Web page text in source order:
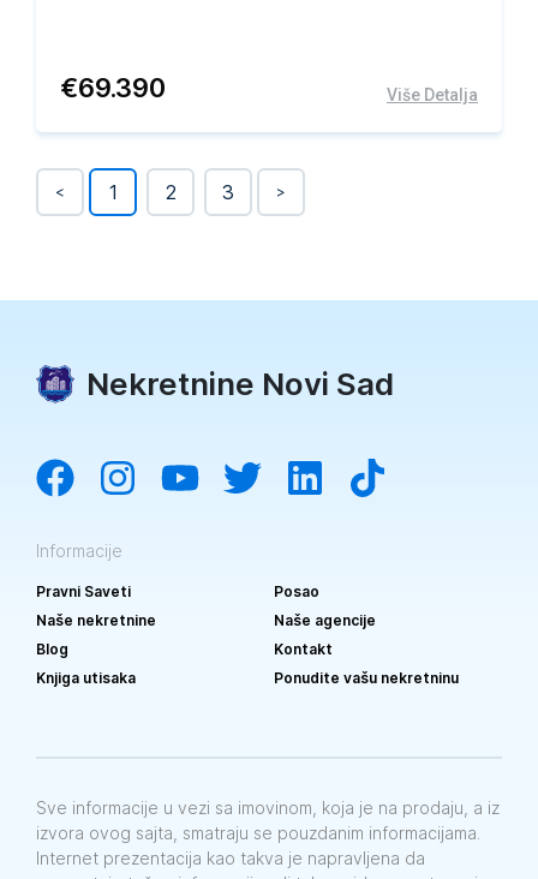
€69.390 Više Detalja
< 1 2 3 >
Nekretnine Novi Sad
Informacije
Pravni Saveti
Posao
Naše nekretnine
Naše agencije
Blog
Kontakt
Knjiga utisaka
Ponudite vašu nekretninu
Sve informacije u vezi sa imovinom, koja je na prodaju, a iz
izvora ovog sajta, smatraju se pouzdanim informacijama.
Internet prezentacija kao takva je napravljena da